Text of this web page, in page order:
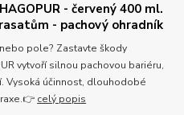
- červený 400 ml.
- pachový ohradník
pole? Zastavte škody
vytvoří silnou pachovou bariéru,
Vysoká účinnost, dlouhodobé
celý popis